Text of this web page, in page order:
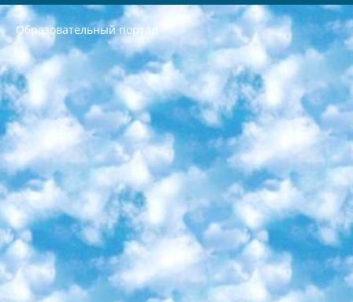
Образовательный портал
РЕСПУБЛИКА УЗБЕКИСТАН МИНИСТРЕРСТВО ДОШКОЛЬНОГО И ШКОЛЬНОГО ОБРАЗОВАНИЯ КОМАНДА в общеобразовательных учреждениях в 2023-2024 учебном году организация и проведение итоговой государственной аттестации обучающихся о Министра дошкольного и школьного образования Республики Узбекистан от 4 марта 2008 года (постановлением Минюста от 20 марта 2008 года № 1778 государственной регистрации) «Итоговое состояние учащихся общего среднего образования на основании положения об утверждении положения об аттестации общего среднего образования выпускной экзамен студентов в образовательных учреждениях в 2023-2024 учебном году В целях организации и прохождения аттестации приказываю: 1. Следующее: перечень предметов, по которым будет проводиться итоговая государственная аттестация и экзамен формы перевода согласно приложению 1; сертификаты международного образца, оценивающие уровень владения иностранными языками перечень согласно приложению 2; 2. Педагогический при специализированных образовательных учреждениях. научно-практический центр квалификации и международной оценки (Д.Давидова) 2024 г. До 25 марта: задания по предметам, по которым будет проводиться итоговая аттестация разработка и утверждение технических условий; итоговая аттестация на основании разработанного предметного задания разработка вопросов по предметам (устно и письменно), экзамен передача; общеобразовательные средние школы и специальные учебные заведения учащиеся выпускных классов школ и интернатов в агентской системе подготовка базы данных экзаменационных материалов и критериев оценки; перевод базы экзаменационных материалов на все языки обучения подать в Республиканский образовательный центр для изготовления; варианты экзаменов на основе разработанных контрольных материалов пусть будут поставлены задачи формирования. 3. Республиканский образовательный центр (Ш.Худайкулов) до 5 апреля 2024 года. до: база данных предоставленных экзаменационных материалов на все языки обучения перевод и экспертиза; для слепых, слабовидящих, глухих, слабослышащих и умственно отсталых детей учащиеся выпускных классов специализированных школ и школ-интернатов база данных экзаменационных материалов на всех преподаваемых языках подготовка критериев оценки; специализированные школы для умственно отсталых детей и технологии для учащихся выпускных классов школ-интернатов разработка соответствующих рекомендаций и критериев проведения ЕГЭ по естествознанию давать задания. 4. Педагогический при специализированных образовательных учреждениях. Научно-практический центр навыков и международной оценки (Д.Давидова), Республика образовательный центр (Худайкулов Ш.) итоговый государственный аттестационный экзамен ориентирован на творческое и логическое мышление при подготовке базы материалов учитывать введение заданий. 5. Следует отметить, что: сертификат государственного образца о знании общеобразовательного предмета и как минимум национальный уровень B1 по предметам на иностранных языках, указанным в Приложении 2. или международно признанный сертификат эквивалентного уровня студенты, изучающие определенный предмет, освобождаются от экзамена; по соответствующим предметам запланирована итоговая государственная аттестация за день до дня, путем жеребьевки Рабочей группой (в письменной форме по предметам, проводимым в форме) из числа сформированных вариантов выбрано 2 варианта; 2 выбранных варианта экзамена анонсированы на официальном сайте министерства и все выпускники по всей стране на основе этих вариантов проводит итоговую государственную аттестацию. 6. Государственное образование учащихся средних общеобразовательных учреждений. знания в соответствии с квалификационными требованиями, которые необходимо приобрести на основании стандартов итоговый (выпускной) контроль для 9 и 11 классов в целях тестирования Экзамены (далее – экзамены) состоят из предметов, перечисленных в приложении 1. будет сделано. 7. Экзамены пройдут с 26 мая по 15 июня 2024 г. (кроме науки физического воспитания). 8. Физическая для учащихся 9 классов общесредних образовательных учреждений. Экзамены по предмету «Образование, квалификация медицина» 1-6 мая 2024 года. сотрудники перевести под присмотр (с отклонениями в физическом или умственном развитии) специализированная школа для детей, школы-интернаты и со сколиозом школы-интернаты санаторного типа для больных детей исключены). 9. Он был слепым, слабовидящим и имел нарушения опорно-двигательного аппарата. экзамены в специализированных школах и интернатах для детей должны проводиться исходя из требований, предъявляемых к общеобразовательным учреждениям (физкультура кроме науки). 10. Специализированная школа для глухих и слабослышащих детей. и экзамены в интернатах и быть реализован в виде письменного теста по математике. 11. Специальность для умственно отсталых детей. Для 9 класса Родной язык и литературное письмо Государственный язык (язык обучения – узбекский). для неклассов) написано Математическое письмо Письменная/устная история Узбекистана Физическое воспитание практично Итоговый контроль Для 11 класса Написание родного языка и литературы (эссе) Математическое письмо Узбекский язык (обучение на узбекском языке) не посещающее общее среднее образование для учреждений)/Образовательное учреждение выбор письменный и устный Иностранный язык письменный/устный Письменная/устная история Узбекистана *По выбору студента:  Химия  Физика  Основы государственного права  География 10 бесплатных образовательных ресурсов - Мы составили подборку онлайн-проектов с интерактивными упражнениями, видеолекциями и статьями. Они помогут вам обрести новые и освежить старые знания бесплатно. 1. «ИНТУИТ» Старейшая образовательная площадка Рунета. Здесь вы найдёте сотни текстовых и видеокурсов на десятки различных тем — от программирования до психологии. Многие курсы подготовлены российскими университетами и крупными международными компаниями вроде Intel и Microsoft. Самостоятельное обучение бесплатное, но желающие могут оплатить услуги персональных наставников. 2. «Смартия» знакомит с актуальными профессиями и подсказывает, как им обучаться. Выбрав заинтересовавшую вас специальность — SMM-специалист, фотограф, веб-дизайнер или другую, — увидите список необходимых для неё умений. Чтобы вы могли освоить их самостоятельно, для каждого умения площадка отображает подборку ссылок на учебные материалы. Хотя «Смартия» ориентируется на русскоязычную аудиторию, часть контента всё же доступна только на английском. 3. «Лекторий Физтеха» Проект Московского физико-технического института (Физтеха). С его помощью вы можете смотреть онлайн серии лекций, записанные на видео в этом вузе. В числе доступных предметов — физика, биология, химия, информационные технологии и другие. К некоторым лекциям администрация ресурса прилагает готовые конспекты, которые можно скачивать в PDF-формате. 4. ITMOcourses Онлайн-площадка Санкт-Петербургского национального исследовательского университета информационных технологий, механики и оптики (ИТМО). Ресурс предоставляет свободный доступ к курсам, разработанным в этом вузе. Каталог материалов разбит на четыре категории: «Оптические системы и технологии», «Приборостроение и робототехника», «Информационные технологии» и «Биотехнологии». Курсы состоят из видеолекций, интерактивных демонстраций и заданий. 5. «КиберЛенинка» Электронная научная библиотека открытого доступа. Каталог площадки регулярно обрастает текстами статей из различных научных изданий. Сгруппированные по журналам и рубрикам публикации можно читать онлайн или скачивать целиком в PDF-формате. Проект нацелен на популяризацию науки за счёт открытого доступа к качественной информации. 6. «ПостНаука» На этом ресурсе публикуют подборки видеолекций, составленные экспертами из разных отраслей и объединённые общими темами. Среди них, к примеру, есть серии «Биоинформатика и геномика», «Культура средневековой Скандинавии» и Cinema Studies о теории кино. Каждая подборка лекций — логически связанная история, рассказанная экспертом от первого лица. Кроме того, на сайте появляются научно-образовательные статьи и тесты на разные темы. 7. «Newочём» Команда проекта «Newочём» отбирает самые интересные тексты из англоязычных СМИ и переводит те из них, за которые голосуют участники сообщества «ВКонтакте». По большей части это научно-популярные статьи. Редакторы придумывают лишь заголовки, в остальном содержание переводов соответствует оригиналам. Полные тексты можно читать прямо в социальной сети. 8. InternetUrok Онлайн-база материалов по основным дисциплинам школьной программы. Информация на сайте структурирована по классам, предметам и темам (урокам). Каждый урок состоит из видеолекций и конспектов. Есть также интерактивные тренажёры и тесты для закрепления пройденного материала. Даже если вы давно окончили школу, возможность повторить программу старших классов всегда может пригодиться. 9. Edutainme Ещё один ресурс об образовании. В отличие от Newtonew, как мне кажется, Edutainme больше ориентируется на представителей индустрии: педагогов, предпринимателей, разработчиков образовательных проектов. Но и любой, кто просто стремится к саморазвитию, найдёт на сайте много полезного и интересного для себя. Например, информацию о новых курсах и образовательных сервисах. 10. Newtonew Онлайн-медиа об образовании и обучении в широком смысле. Авторы Newtonew пишут об инструментах, заведениях, тактиках и стратегиях, которые помогают учить других и получать новые знания самостоятельно. На этой площадке вы найдёте новости, обзоры, аналитические мат